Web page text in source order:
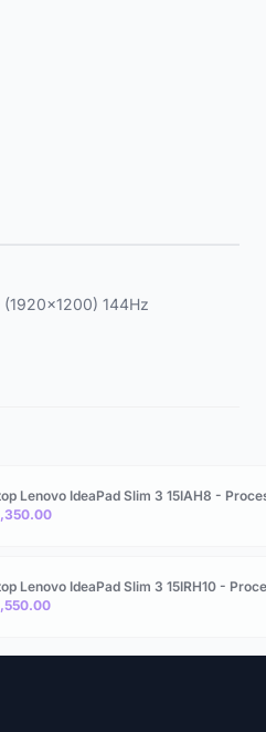
144Hz
Lenovo IdeaPad Slim 3 15IAH8 -
Lenovo IdeaPad Slim 3 15IRH10 -